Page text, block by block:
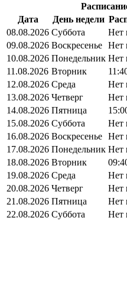
Дата
День недели
08.08.2026 Суббота Нет
09.08.2026 Воскресенье Нет
10.08.2026 Понедельник Нет
11.08.2026 Вторник
12.08.2026 Среда Нет
13.08.2026 Четверг Нет
14.08.2026 Пятница
15.08.2026 Суббота Нет
16.08.2026 Воскресенье Нет
17.08.2026 Понедельник Нет
18.08.2026 Вторник
19.08.2026 Среда Нет
20.08.2026 Четверг Нет
21.08.2026 Пятница Нет
22.08.2026 Суббота Нет